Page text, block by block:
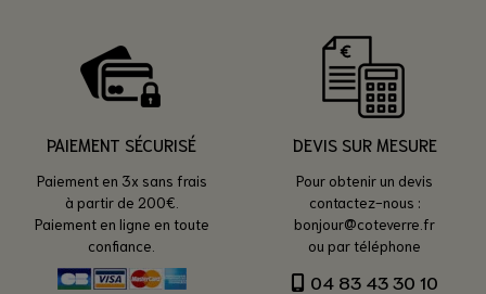
PAIEMENT SÉCURISÉ
Paiement en 3x sans frais
à partir de 200€.
Paiement en ligne en toute
confiance.
DEVIS SUR MESURE
Pour obtenir un devis
contactez-nous :
bonjour@coteverre.fr
ou par téléphone
04 83 43 30 10